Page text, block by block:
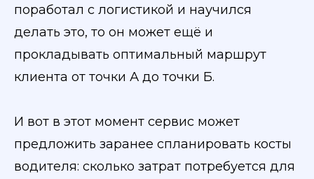
поработал с логистикой и научился
делать это, то он может ещё и
прокладывать оптимальный маршрут
клиента от точки А до точки Б.
И вот в этот момент сервис может
предложить заранее спланировать косты
водителя: сколько затрат потребуется для